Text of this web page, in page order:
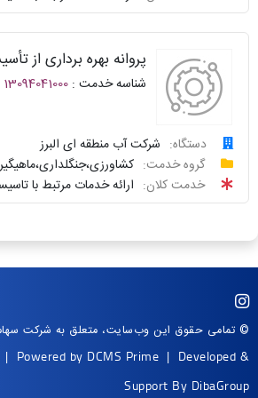
دولت
نظرسنجی
سامانه
خدمات
دولت
پیگیری
واحد
پاسخگو
توافقنامه
سامانه
پروانه بهره برداری از
شناسه خدمت : 13094041000
دستگاه:
شرکت آب منطقه ای البرز
گروه خدمت:
خدمت کلان:
ارائه خدمات مرتبط با
درخواست
پیگیری
واحد
پاسخگو
ارائه
توافقنامه
© تمامی حقوق این وب‌سایت، متعلق به شرکت
| Powered byDCMS Prime | Developed &
Support ByDibaGroup